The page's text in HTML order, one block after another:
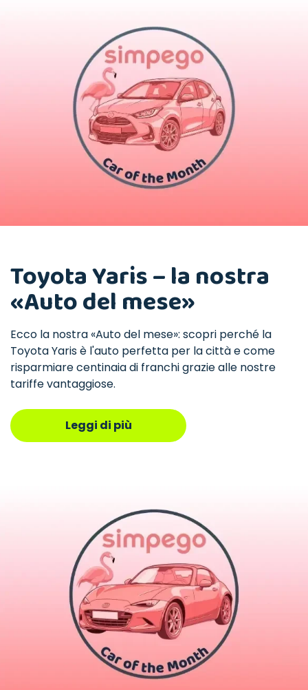
Toyota Yaris – la nostra
«Auto del mese»
Ecco la nostra «Auto del mese»: scopri perché la
Toyota Yaris è l'auto perfetta per la città e come
risparmiare centinaia di franchi grazie alle nostre
tariffe vantaggiose.
Leggi di più